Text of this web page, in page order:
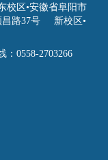
校区•安徽省阜阳市
昌路37号 新校区•
：0558-2703266